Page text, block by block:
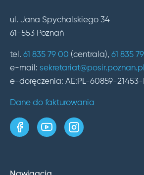
ul. Jana Spychalskiego 34
61-553 Poznań
tel. 61 835 79 00 (centrala), 61 835
e-mail: sekretariat@posir.poznan.pl
e-doręczenia: AE:PL-60859-21453-
Dane do fakturowania
strona w serwisie
kanał w serwisie
profil w